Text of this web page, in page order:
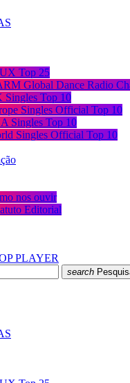
Top 25
Global Dance Radio
Singles Top 10
Singles Official Top 10
Singles Top 10
Singles Official Top 10
nos ouvir
Editorial
PLAYER
search